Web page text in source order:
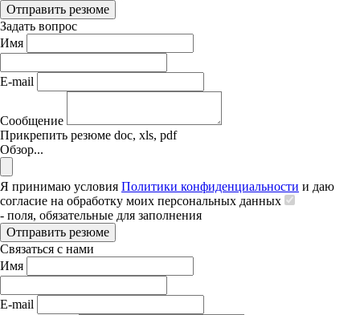
Отправить резюме
Задать вопрос
Имя
E-mail
Сообщение
Прикрепить резюме doc, xls, pdf
Обзор...
Я принимаю условия Политики конфиденциальности и даю
согласие на обработку моих персональных данных
- поля, обязательные для заполнения
Отправить резюме
Связаться с нами
Имя
E-mail